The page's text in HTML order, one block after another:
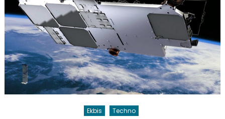
Ekbis Techno